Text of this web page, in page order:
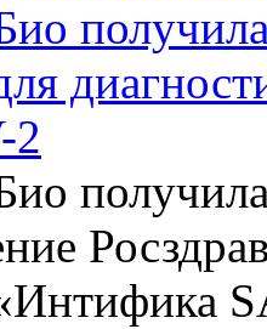
2